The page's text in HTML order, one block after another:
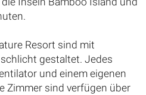
Resort sind mit
gestaltet. Jedes
und einem eigenen
Zimmer sind verfügen über